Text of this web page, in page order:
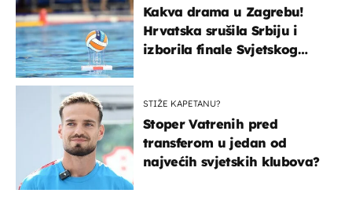
Kakva drama u Zagrebu!
Hrvatska srušila Srbiju i
izborila finale Svjetskog
STIŽE KAPETANU?
Stoper Vatrenih pred
transferom u jedan od
najvećih svjetskih klubova?